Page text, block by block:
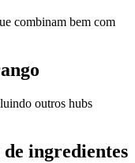
combinam bem com
outros hubs
ingredientes